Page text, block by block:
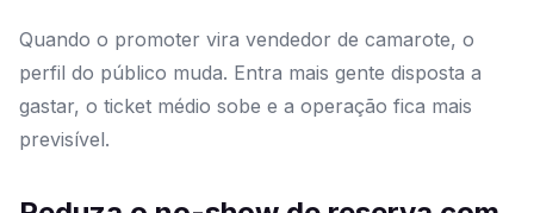
Quando o promoter vira vendedor de camarote, o
perfil do público muda. Entra mais gente disposta a
gastar, o ticket médio sobe e a operação fica mais
previsível.